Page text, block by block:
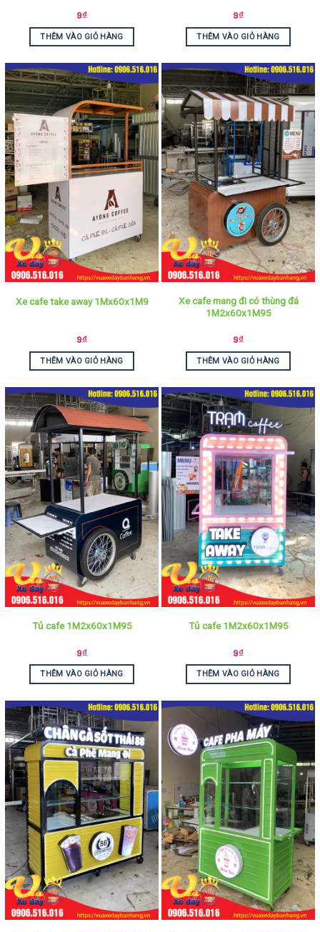
9₫
THÊM VÀO GIỎ HÀNG
9₫
THÊM VÀO GIỎ HÀNG
Xe cafe take away 1Mx60x1M9
9₫
THÊM VÀO GIỎ HÀNG
Xe cafe mang đi có thùng đá
1M2x60x1M95
9₫
THÊM VÀO GIỎ HÀNG
Tủ cafe 1M2x60x1M95
9₫
THÊM VÀO GIỎ HÀNG
Tủ cafe 1M2x60x1M95
9₫
THÊM VÀO GIỎ HÀNG